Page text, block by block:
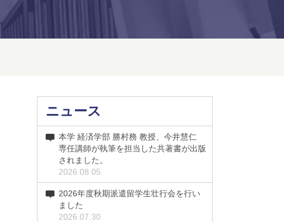
ニュース
本学 経済学部 勝村務 教授、今井慧仁
専任講師が執筆を担当した共著書が出版
されました。
2026.08.05
2026年度秋期派遣留学生壮行会を行い
ました
2026.07.30